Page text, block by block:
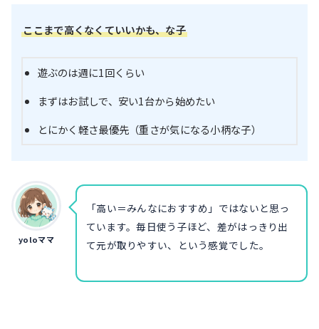
ここまで高くなくていいかも、な子
遊ぶのは週に1回くらい
まずはお試しで、安い1台から始めたい
とにかく軽さ最優先（重さが気になる小柄な子）
yoloママ
「高い＝みんなにおすすめ」ではないと思っ
ています。毎日使う子ほど、差がはっきり出
て元が取りやすい、という感覚でした。